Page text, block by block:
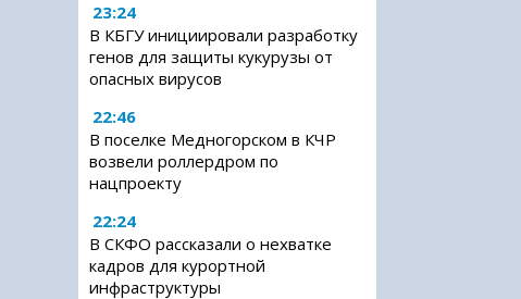
23:24
В КБГУ инициировали разработку
генов для защиты кукурузы от
опасных вирусов
22:46
В поселке Медногорском в КЧР
возвели роллердром по
нацпроекту
22:24
В СКФО рассказали о нехватке
кадров для курортной
инфраструктуры